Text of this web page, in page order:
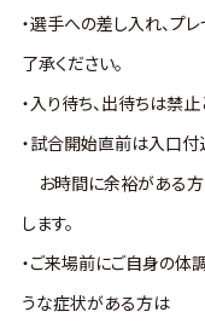
・選手への差し入れ、プ
了承ください。
・入り待ち、出待ちは禁
・試合開始直前は入口付
お時間に余裕がある方
します。
・ご来場前にご自身の体
うな症状がある方は